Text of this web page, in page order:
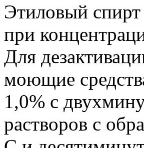
Этиловый спирт
при
Для
моющие
1,0% с
растворов с